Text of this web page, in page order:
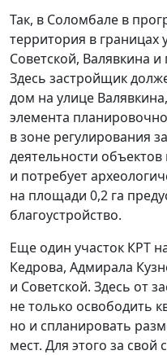
Так, в Соломбале в
территория в границах
Советской, Валявкина
Здесь застройщик
дом на улице
элемента
в зоне регулирования
деятельности объектов
и потребует
на площади 0,2 га
благоустройство.
Еще один участок КРТ
Кедрова, Адмирала
и Советской. Здесь от
не только освободить
но и спланировать
мест. Для этого за свой